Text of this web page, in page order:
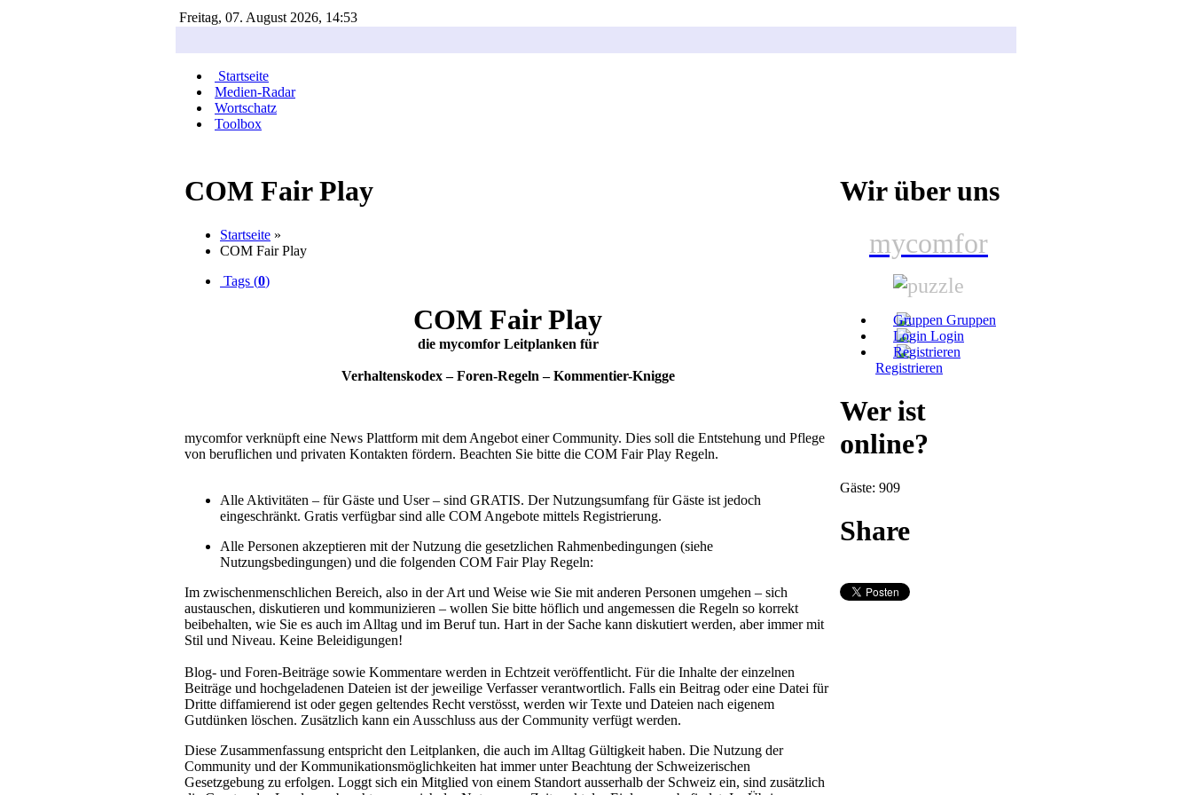
Freitag, 07. August 2026, 14:53
Startseite
Medien-Radar
Wortschatz
Toolbox
COM Fair Play
Startseite »
COM Fair Play
Tags (0)
COM Fair Play
die mycomfor Leitplanken für
Verhaltenskodex – Foren-Regeln – Kommentier-Knigge
mycomfor verknüpft eine News Plattform mit dem Angebot einer Community. Dies soll die Entstehung und Pflege
von beruflichen und privaten Kontakten fördern. Beachten Sie bitte die COM Fair Play Regeln.
Alle Aktivitäten – für Gäste und User – sind GRATIS. Der Nutzungsumfang für Gäste ist jedoch
eingeschränkt. Gratis verfügbar sind alle COM Angebote mittels Registrierung.
Alle Personen akzeptieren mit der Nutzung die gesetzlichen Rahmenbedingungen (siehe
Nutzungsbedingungen) und die folgenden COM Fair Play Regeln:
Im zwischenmenschlichen Bereich, also in der Art und Weise wie Sie mit anderen Personen umgehen – sich
austauschen, diskutieren und kommunizieren – wollen Sie bitte höflich und angemessen die Regeln so korrekt
beibehalten, wie Sie es auch im Alltag und im Beruf tun. Hart in der Sache kann diskutiert werden, aber immer mit
Stil und Niveau. Keine Beleidigungen!
Blog- und Foren-Beiträge sowie Kommentare werden in Echtzeit veröffentlicht. Für die Inhalte der einzelnen
Beiträge und hochgeladenen Dateien ist der jeweilige Verfasser verantwortlich. Falls ein Beitrag oder eine Datei für
Dritte diffamierend ist oder gegen geltendes Recht verstösst, werden wir Texte und Dateien nach eigenem
Gutdünken löschen. Zusätzlich kann ein Ausschluss aus der Community verfügt werden.
Diese Zusammenfassung entspricht den Leitplanken, die auch im Alltag Gültigkeit haben. Die Nutzung der
Community und der Kommunikationsmöglichkeiten hat immer unter Beachtung der Schweizerischen
Gesetzgebung zu erfolgen. Loggt sich ein Mitglied von einem Standort ausserhalb der Schweiz ein, sind zusätzlich
Wir über uns
mycomfor
Gruppen
Login
Registrieren
Wer ist
online?
Gäste: 909
Share